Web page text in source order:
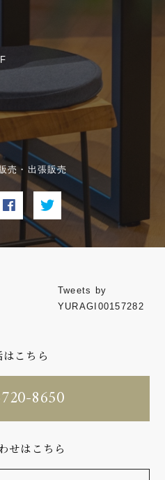
売・出張販売
Tweets by
YURAGI00157282
こちら
8650
せはこちら